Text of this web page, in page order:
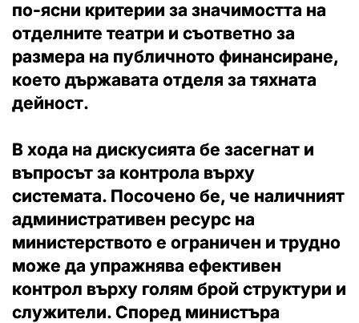
по-ясни критерии за значимостта на
отделните театри и съответно за
размера на публичното финансиране,
което държавата отделя за тяхната
дейност.
В хода на дискусията бе засегнат и
въпросът за контрола върху
системата. Посочено бе, че наличният
административен ресурс на
министерството е ограничен и трудно
може да упражнява ефективен
контрол върху голям брой структури и
служители. Според министъра